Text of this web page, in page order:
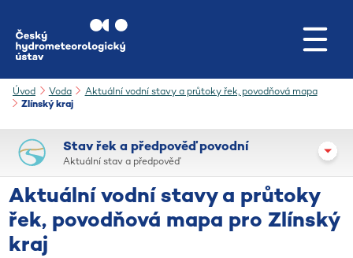
Úvod Voda
Aktuální vodní stavy a průtoky řek, povodňová mapa
Zlínský kraj
Stav řek a předpověď povodní
Aktuální stav a předpověď
Aktuální vodní stavy a průtoky
řek, povodňová mapa pro Zlínský
kraj